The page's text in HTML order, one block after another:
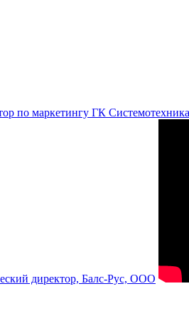
по маркетингу ГК Системотехника
директор, Балс-Рус, ООО